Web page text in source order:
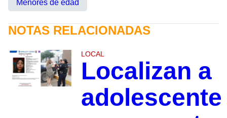
Menores de edad
NOTAS RELACIONADAS
LOCAL
Localizan a
adolescente